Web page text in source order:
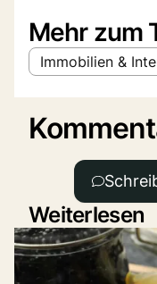
Mehr zum
Immobilien &
Weiterlesen